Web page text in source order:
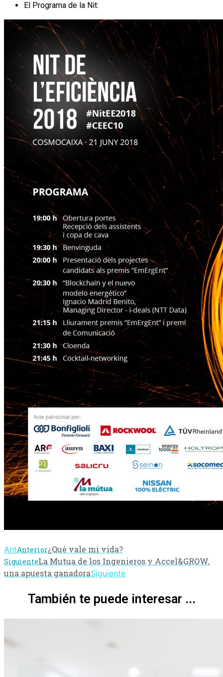
El Programa de la Nit:
AntAnterior¿Qué vale mi vida?
SiguienteLa Mutua de los Ingenieros y Accel&GROW,
una apuesta ganadoraSiguiente
También te puede interesar ...